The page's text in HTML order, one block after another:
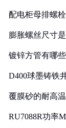
配电柜母排螺
膨胀螺丝尺寸
镀锌方管有哪
D400球墨铸铁
覆膜砂的耐高
RU7088R功率